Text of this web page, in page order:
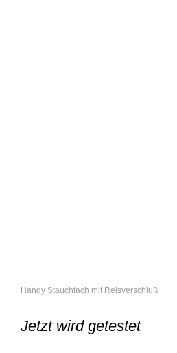
Handy Stauchfach mit Reisverschluß
Jetzt wird getestet